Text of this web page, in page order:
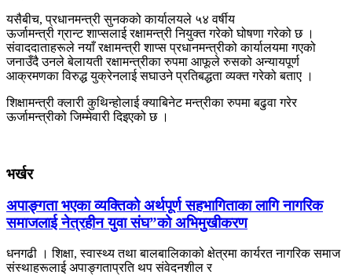
यसैबीच, प्रधानमन्त्री सुनकको कार्यालयले ५४ वर्षीय
ऊर्जामन्त्री ग्रान्ट शाप्सलाई रक्षामन्त्री नियुक्त गरेको घोषणा गरेको छ ।
संवाददाताहरूले नयाँ रक्षामन्त्री शाप्स प्रधानमन्त्रीको कार्यालयमा गएको
जनाउँदै उनले बेलायती रक्षामन्त्रीका रुपमा आफूले रुसको अन्यायपूर्ण
आक्रमणका विरुद्ध युक्रेनलाई सघाउने प्रतिबद्धता व्यक्त गरेको बताए ।
शिक्षामन्त्री क्लारी कुथिन्होलाई क्याबिनेट मन्त्रीका रुपमा बढुवा गरेर
ऊर्जामन्त्रीको जिम्मेवारी दिइएको छ ।
भर्खर
अपाङ्गता भएका व्यक्तिको अर्थपूर्ण सहभागिताका लागि नागरिक
समाजलाई नेत्रहीन युवा संघ”को अभिमुखीकरण
धनगढी । शिक्षा, स्वास्थ्य तथा बालबालिकाको क्षेत्रमा कार्यरत नागरिक समाज
संस्थाहरूलाई अपाङ्गताप्रति थप संवेदनशील र